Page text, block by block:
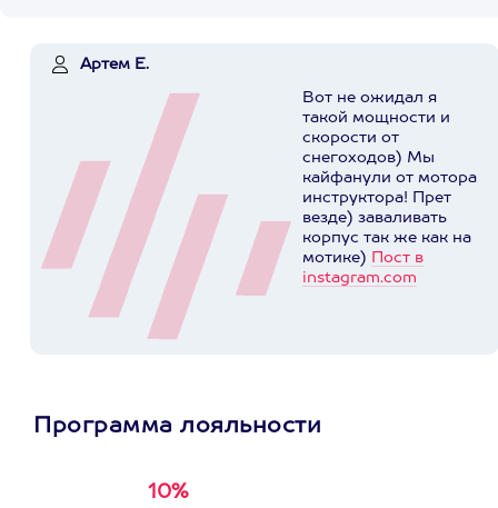
Артем Е.
Вот не ожидал я
такой мощности и
скорости от
снегоходов) Мы
кайфанули от мотора
инструктора! Прет
везде) заваливать
корпус так же как на
мотике) Пост в
instagram.com
Программа лояльности
10%